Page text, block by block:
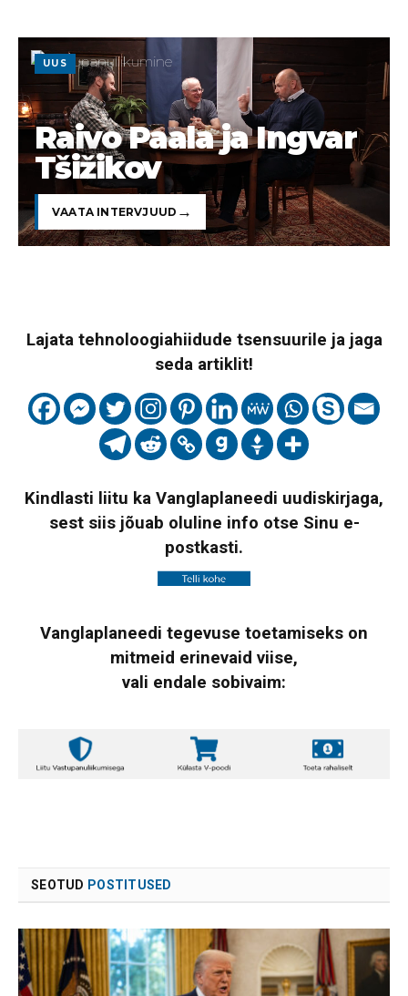
UUS
Raivo Paala ja Ingvar
Tšižikov
VAATA INTERVJUUD
Lajata tehnoloogiahiidude tsensuurile ja jaga
seda artiklit!
Kindlasti liitu ka Vanglaplaneedi uudiskirjaga,
sest siis jõuab oluline info otse Sinu e-
postkasti.
Vanglaplaneedi tegevuse toetamiseks on
mitmeid erinevaid viise,
vali endale sobivaim:
SEOTUD POSTITUSED